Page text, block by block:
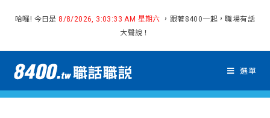
哈囉! 今日是 8/8/2026, 3:03:33 AM 星期六
，跟著8400一起，職場有話
大聲說！
選單